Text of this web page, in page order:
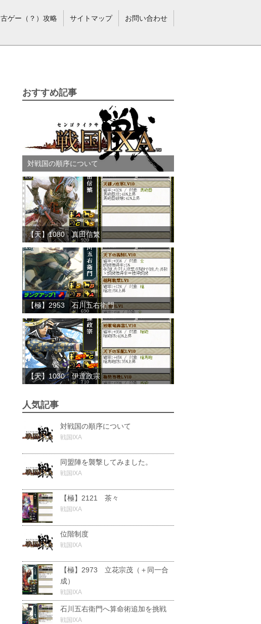
古ゲー（？）攻略 サイトマップ
お問い合わせ
おすすめ記事
対戦国の順序について
【天】1080 真田信繁
【極】2953 石川五右衛門
【天】1030 伊達政宗
人気記事
対戦国の順序について
戦国IXA
同盟陣を襲撃してみました。
戦国IXA
【極】2121 茶々
戦国IXA
位階制度
戦国IXA
【極】2973 立花宗茂（＋同一合
成）
戦国IXA
石川五右衛門へ算命術追加を挑戦
戦国IXA